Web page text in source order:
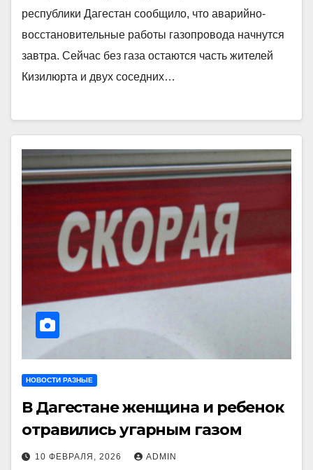
республики Дагестан сообщило, что аварийно-
восстановительные работы газопровода начнутся
завтра. Сейчас без газа остаются часть жителей
Кизилюрта и двух соседних…
НОВОСТИ РАЗНЫЕ
В Дагестане женщина и ребенок
отравились угарным газом
10 ФЕВРАЛЯ, 2026 ADMIN